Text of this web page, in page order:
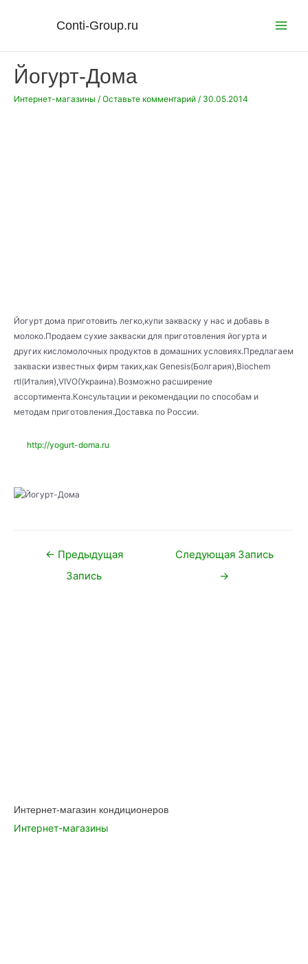
Conti-Group.ru
Йогурт-Дома
Интернет-магазины / Оставьте комментарий / 30.05.2014
Йогурт дома приготовить легко,купи закваску у нас и добавь в
молоко.Продаем сухие закваски для приготовления йогурта и
других кисломолочных продуктов в домашних условиях.Предлагаем
закваски известных фирм таких,как Genesis(Болгария),Biochem
rtl(Италия),VIVO(Украина).Возможно расширение
ассортимента.Консультации и рекомендации по способам и
методам приготовления.Доставка по России.
http://yogurt-doma.ru
Навигация
← Предыдущая
Запись
Следующая Запись
→
Интернет-магазин кондиционеров
Интернет-магазины